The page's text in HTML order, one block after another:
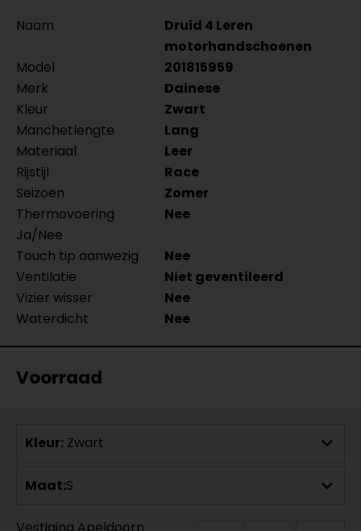
Naam
Druid 4 Leren
motorhandschoenen
Model
201815959
Merk
Dainese
Kleur
Zwart
Manchetlengte
Lang
Materiaal
Leer
Rijstijl
Race
Seizoen
Zomer
Thermovoering
Ja/Nee
Nee
Touch tip aanwezig
Nee
Ventilatie
Niet geventileerd
Vizier wisser
Nee
Waterdicht
Nee
Voorraad
Kleur: Zwart
Maat:S